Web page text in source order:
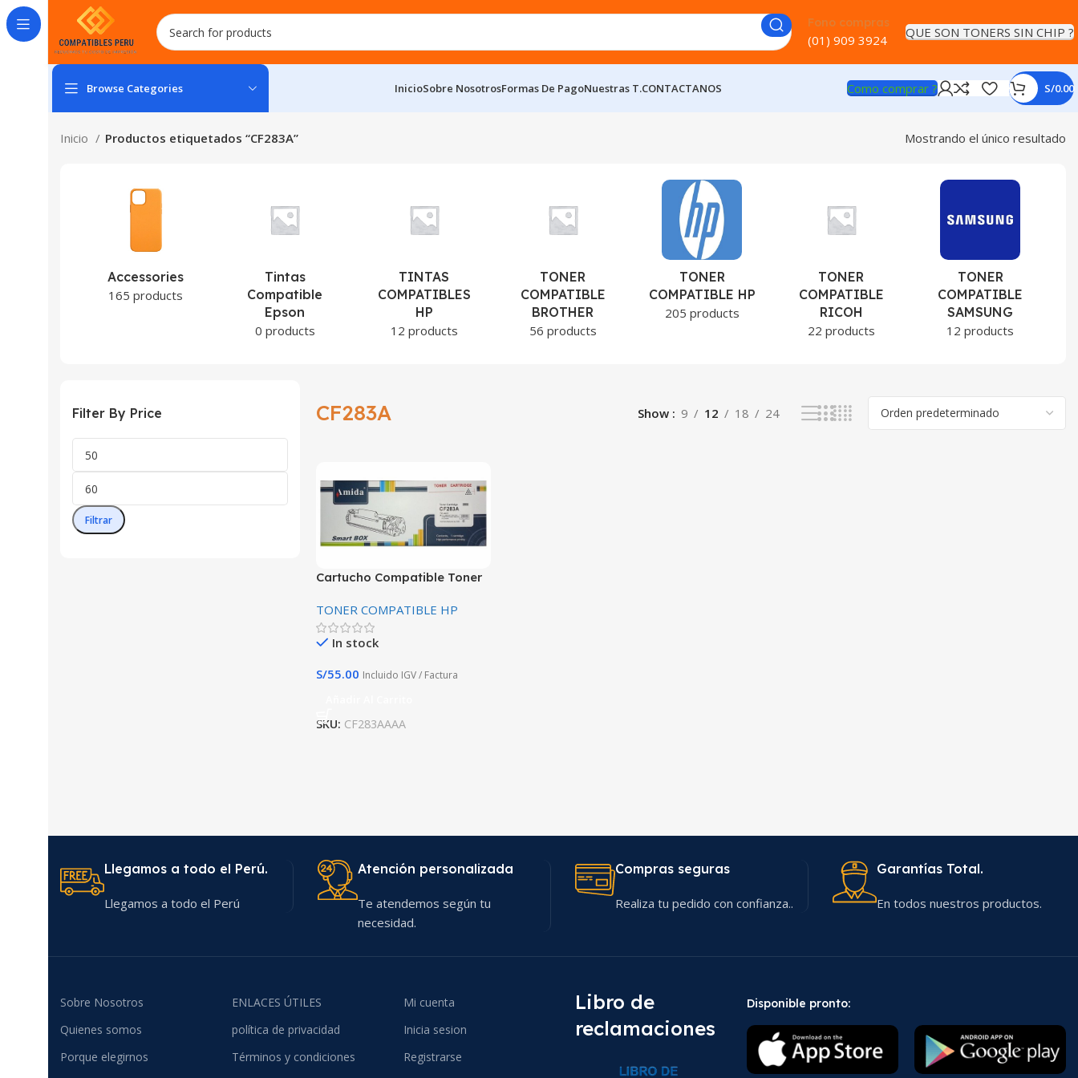
Fono compras
(01) 909 3924 QUE SON TONERS SIN CHIP ?
Browse Categories InicioSobre NosotrosFormas De PagoNuestras T.CONTACTANOS Como comprar ? S/0.00
Inicio Productos etiquetados “CF283A” Mostrando el único resultado
Accessories
165 products
Tintas
Compatible
Epson
0 products
TINTAS
COMPATIBLES
HP
12 products
TONER
COMPATIBLE
BROTHER
56 products
TONER
COMPATIBLE HP
205 products
TONER
COMPATIBLE
RICOH
22 products
TONER
COMPATIBLE
SAMSUNG
12 products
Filter By Price
Filtrar
CF283A Show 9 12 18 24
Cartucho Compatible Toner
TONER COMPATIBLE HP
In stock
S/55.00 Incluido IGV / Factura
SKU: CF283AAAA
Llegamos a todo el Perú.
Llegamos a todo el Perú
Atención personalizada
Te atendemos según tu
necesidad.
Compras seguras
Realiza tu pedido con confianza..
Garantías Total.
En todos nuestros productos.
Sobre Nosotros
Quienes somos
Porque elegirnos
ENLACES ÚTILES
política de privacidad
Términos y condiciones
Mi cuenta
Inicia sesion
Registrarse
Libro de
reclamaciones
Disponible pronto: